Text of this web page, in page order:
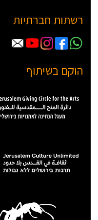
רשתות חברתיות
הוקם בשיתוף